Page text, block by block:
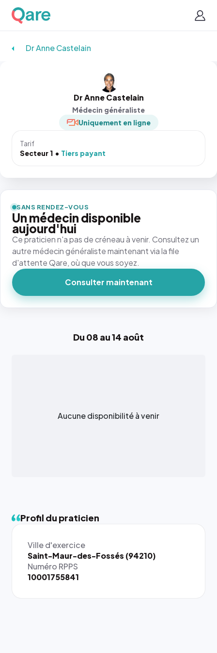
Dr Anne Castelain
Dr Anne Castelain
Médecin généraliste
Uniquement en ligne
Tarif
Secteur 1
Tiers payant
Du 08 au 14 août
Aucune disponibilité à venir
Profil du praticien
Ville d'exercice
Saint-Maur-des-Fossés (94210)
Numéro RPPS
10001755841
SANS RENDEZ-VOUS
Un médecin disponible
aujourd'hui
Ce praticien n'a pas de créneau à venir. Consultez un
autre médecin généraliste maintenant via la file
d'attente Qare, où que vous soyez.
Consulter maintenant
{# 40×40
: la taille
rendue par
`.profile-